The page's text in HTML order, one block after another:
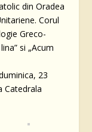
din Oradea
Corul
Greco-
si „Acum
23
Catedrala